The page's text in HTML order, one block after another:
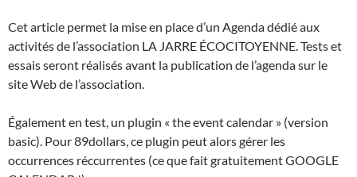
Cet article permet la mise en place d’un Agenda dédié aux
activités de l’association LA JARRE ÉCOCITOYENNE. Tests et
essais seront réalisés avant la publication de l’agenda sur le
site Web de l’association.
Également en test, un plugin « the event calendar » (version
basic). Pour 89dollars, ce plugin peut alors gérer les
occurrences réccurrentes (ce que fait gratuitement GOOGLE